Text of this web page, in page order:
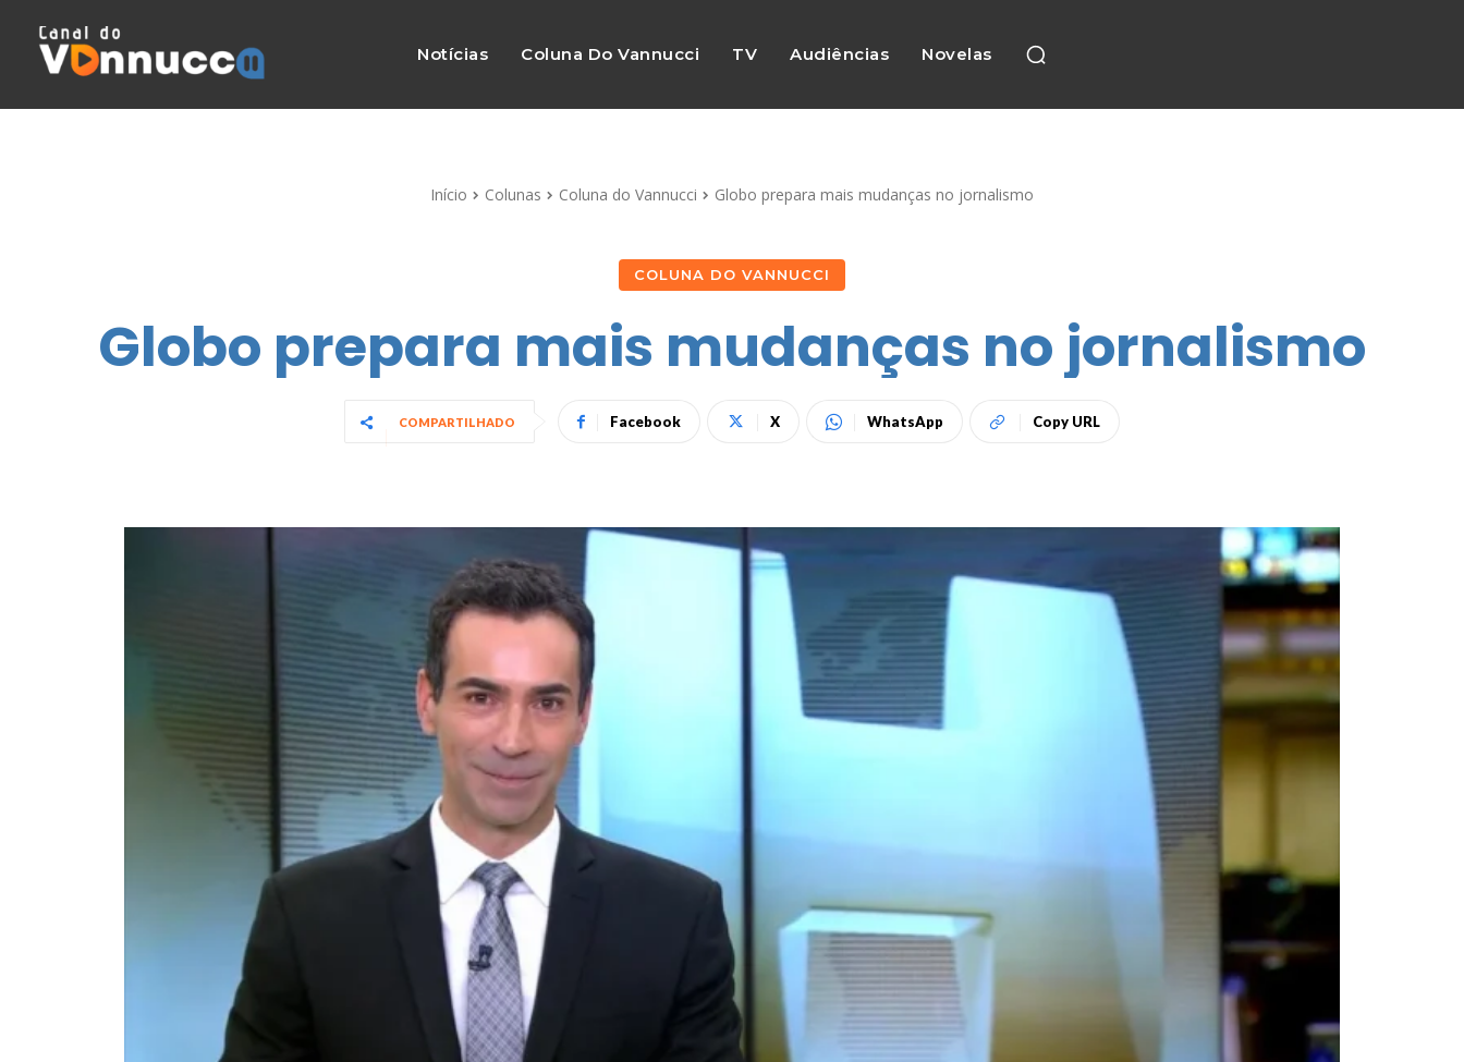
Notícias Coluna Do Vannucci TV Audiências Novelas
Início Colunas Coluna do Vannucci Globo prepara mais mudanças no jornalismo
COLUNA DO VANNUCCI
Globo prepara mais mudanças no jornalismo
COMPARTILHADO Facebook X WhatsApp Copy URL